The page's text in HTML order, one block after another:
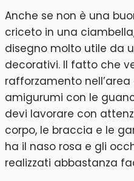
Anche se non è una
criceto in una
disegno molto utile da
decorativi. Il fatto che
rafforzamento
amigurumi con le
devi lavorare con
corpo, le braccia e le
ha il naso rosa e gli
realizzati abbastanza